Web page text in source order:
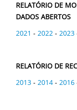
RELATÓRIO DE
DADOS ABERTOS
2021 - 2022 - 2023
RELATÓRIO DE
2013 - 2014 - 2016